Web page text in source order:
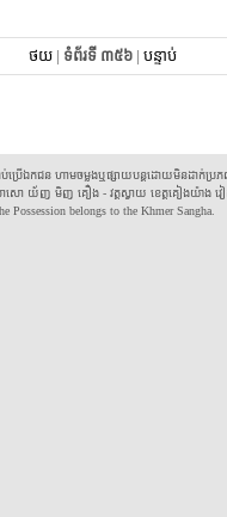
ថយ | ទំព័រទី ៣៥៦ | បន្ទាប់
ប់ប្រើឯកជន ហាមចម្លងឬផ្សាយបន្តដោយមិនដាក់ប្រភ
ោ យ័ញ មិញ គឿង - វត្តស្វាយ ខេត្តគៀងយ៉ាង វ
Possession belongs to the Khmer Sangha.